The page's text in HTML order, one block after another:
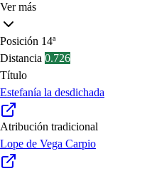
Ver más
Posición 14ª
Distancia 0.726
Título
Estefanía la desdichada
Atribución tradicional
Lope de Vega Carpio